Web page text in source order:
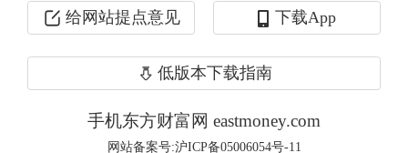
说：“飞机撞上的大楼是一家医学院宿
舍。”根据现场画面，有人被担架抬
责人说，失事客机坠毁导致地面人员伤
给网站提点意见 下载App
低版本下载指南
手机东方财富网 eastmoney.com
网站备案号:沪ICP备05006054号-11